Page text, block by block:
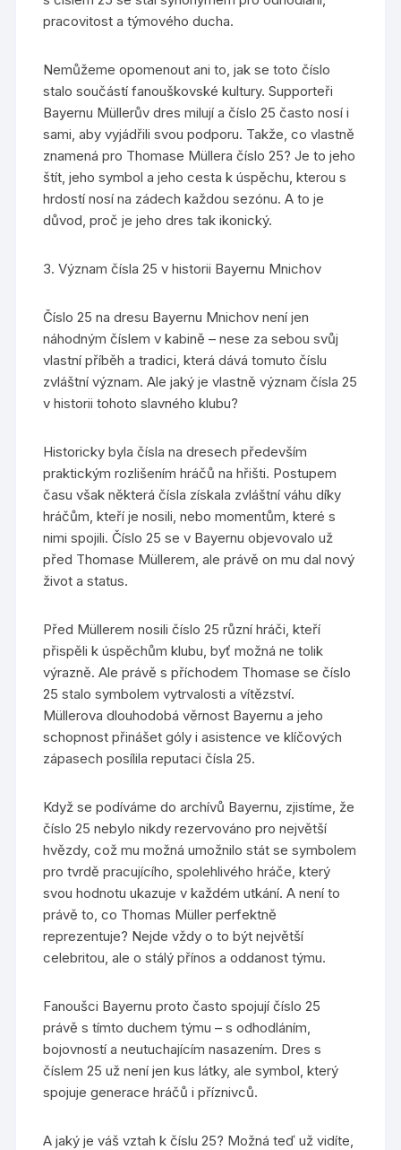
pracovitost a týmového ducha.
Nemůžeme opomenout ani to, jak se toto číslo
stalo součástí fanouškovské kultury. Supporteři
Bayernu Müllerův dres milují a číslo 25 často nosí i
sami, aby vyjádřili svou podporu. Takže, co vlastně
znamená pro Thomase Müllera číslo 25? Je to jeho
štít, jeho symbol a jeho cesta k úspěchu, kterou s
hrdostí nosí na zádech každou sezónu. A to je
důvod, proč je jeho dres tak ikonický.
3. Význam čísla 25 v historii Bayernu Mnichov
Číslo 25 na dresu Bayernu Mnichov není jen
náhodným číslem v kabině – nese za sebou svůj
vlastní příběh a tradici, která dává tomuto číslu
zvláštní význam. Ale jaký je vlastně význam čísla 25
v historii tohoto slavného klubu?
Historicky byla čísla na dresech především
praktickým rozlišením hráčů na hřišti. Postupem
času však některá čísla získala zvláštní váhu díky
hráčům, kteří je nosili, nebo momentům, které s
nimi spojili. Číslo 25 se v Bayernu objevovalo už
před Thomase Müllerem, ale právě on mu dal nový
život a status.
Před Müllerem nosili číslo 25 různí hráči, kteří
přispěli k úspěchům klubu, byť možná ne tolik
výrazně. Ale právě s příchodem Thomase se číslo
25 stalo symbolem vytrvalosti a vítězství.
Müllerova dlouhodobá věrnost Bayernu a jeho
schopnost přinášet góly i asistence ve klíčových
zápasech posílila reputaci čísla 25.
Když se podíváme do archívů Bayernu, zjistíme, že
číslo 25 nebylo nikdy rezervováno pro největší
hvězdy, což mu možná umožnilo stát se symbolem
pro tvrdě pracujícího, spolehlivého hráče, který
svou hodnotu ukazuje v každém utkání. A není to
právě to, co Thomas Müller perfektně
reprezentuje? Nejde vždy o to být největší
celebritou, ale o stálý přínos a oddanost týmu.
Fanoušci Bayernu proto často spojují číslo 25
právě s tímto duchem týmu – s odhodláním,
bojovností a neutuchajícím nasazením. Dres s
číslem 25 už není jen kus látky, ale symbol, který
spojuje generace hráčů i příznivců.
A jaký je váš vztah k číslu 25? Možná teď už vidíte,